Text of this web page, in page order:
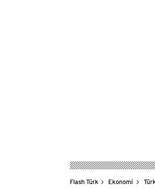
Flash Türk Ekonomi